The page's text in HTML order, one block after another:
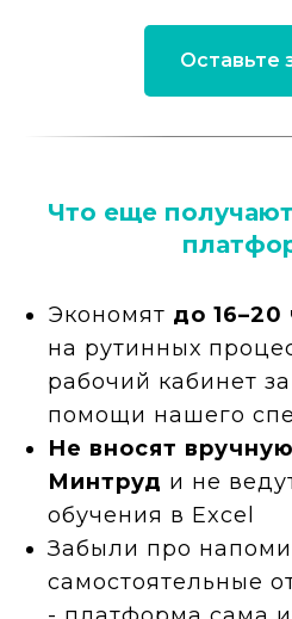
Оставьте
Что еще
Экономят до
на рутинных
рабочий кабинет
помощи нашего
Не вносят
Минтруд и не
обучения в Excel
Забыли про
самостоятельные